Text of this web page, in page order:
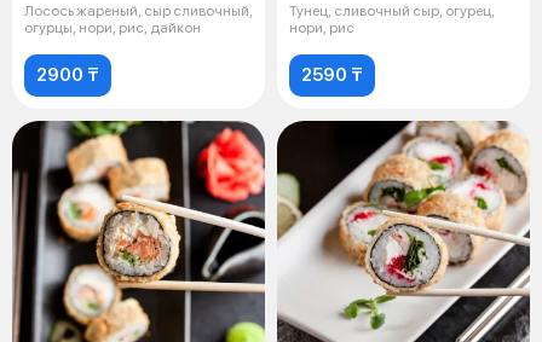
Лосось жареный, сыр сливочный,
огурцы, нори, рис, дайкон
2900 ₸
Тунец, сливочный сыр, огурец,
нори, рис
2590 ₸